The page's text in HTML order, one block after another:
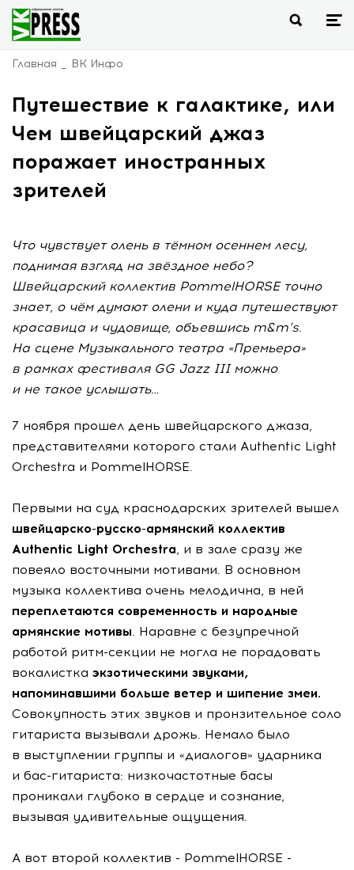
Главная ВК Инфо
Путешествие к галактике, или
Чем швейцарский джаз
поражает иностранных
зрителей
Что чувствует олень в тёмном осеннем лесу,
поднимая взгляд на звёздное небо?
Швейцарский коллектив PommelHORSE точно
знает, о чём думают олени и куда путешествуют
красавица и чудовище, объевшись m&m’s.
На сцене Музыкального театра «Премьера»
в рамках фестиваля GG Jazz III можно
и не такое услышать…
7 ноября прошел день швейцарского джаза,
представителями которого стали Authentic Light
Orchestra и PommelHORSE.
Первыми на суд краснодарских зрителей вышел
швейцарско-русско-армянский коллектив
Authentic Light Orchestra, и в зале сразу же
повеяло восточными мотивами. В основном
музыка коллектива очень мелодична, в ней
переплетаются современность и народные
армянские мотивы. Наравне с безупречной
работой ритм-секции не могла не порадовать
вокалистка экзотическими звуками,
напоминавшими больше ветер и шипение змеи.
Совокупность этих звуков и пронзительное соло
гитариста вызывали дрожь. Немало было
в выступлении группы и «диалогов» ударника
и бас-гитариста: низкочастотные басы
проникали глубоко в сердце и сознание,
вызывая удивительные ощущения.
А вот второй коллектив - PommelHORSE -